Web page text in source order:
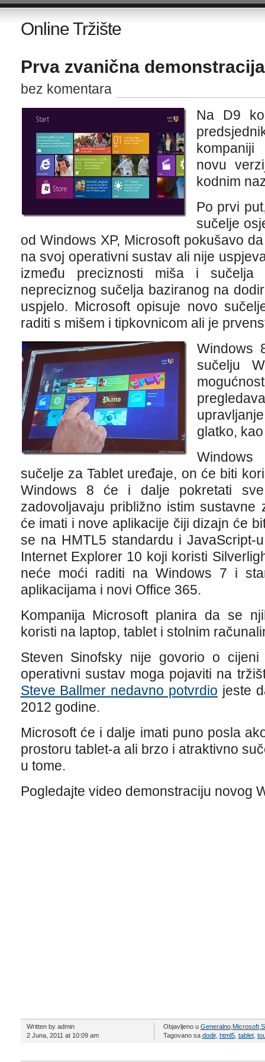
Online Tržište
Prva zvanična
bez komentara
Na D9
novu
kodnim
Po prvi
sučelje
od Windows XP, Microsoft pokušavo
na svoj ​​operativni sustav ali nije
između preciznosti miša i
nepreciznog sučelja baziranog na
uspjelo. Microsoft opisuje novo
raditi s mišem i tipkovnicom ali je
Windows
sučelju
glatko,
sučelje za Tablet uređaje, on će biti
Windows 8 će i dalje pokretati
zadovoljavaju približno istim
će imati i nove aplikacije čiji dizajn će
se na HMTL5 standardu i JavaScript-
Internet Explorer 10 koji koristi
neće moći raditi na Windows 7 i
aplikacijama i novi Office 365.
Kompanija Microsoft planira da se
koristi na laptop, tablet i stolnim
Steven Sinofsky nije govorio o
operativni sustav moga pojaviti na
Steve Ballmer nedavno potvrdio jeste
2012 godine.
Microsoft će i dalje imati puno posla
prostoru tablet-a ali brzo i atraktivno
u tome.
Pogledajte video demonstraciju novog
Written by admin
2 Juna, 2011 at 10:09 am
Objavljeno u Generalno, Microsoft,
Tagovano sa dodir, html5, tablet,